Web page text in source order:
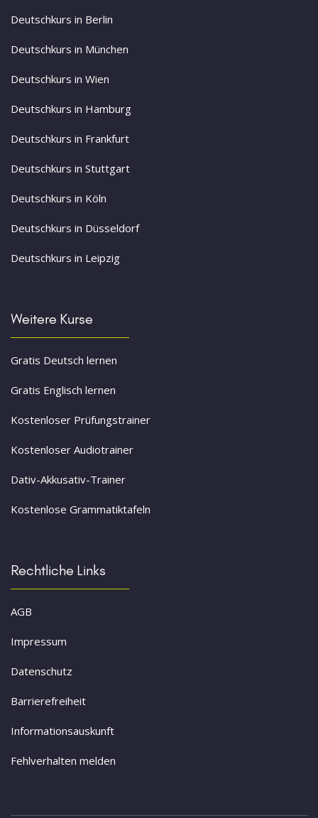
Deutschkurs in Berlin
Deutschkurs in München
Deutschkurs in Wien
Deutschkurs in Hamburg
Deutschkurs in Frankfurt
Deutschkurs in Stuttgart
Deutschkurs in Köln
Deutschkurs in Düsseldorf
Deutschkurs in Leipzig
Weitere Kurse
Gratis Deutsch lernen
Gratis Englisch lernen
Kostenloser Prüfungstrainer
Kostenloser Audiotrainer
Dativ-Akkusativ-Trainer
Kostenlose Grammatiktafeln
Rechtliche Links
AGB
Impressum
Datenschutz
Barrierefreiheit
Informationsauskunft
Fehlverhalten melden